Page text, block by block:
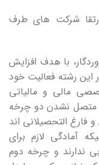
شرکت های طرف
با هدف افزایش
این رشته فعالیت خود
مالی و مالیاتی
نشدن دو چرخه
فارغ التحصیلانی اند
آمادگی لازم برای
ندارند و چرخه دوم